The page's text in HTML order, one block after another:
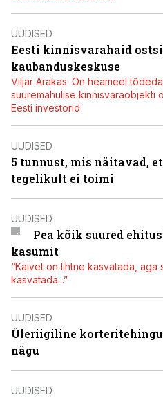
UUDISED
Eesti kinnisvarahaid
kaubanduskeskuse
Viljar Arakas: On heameel
suuremahulise kinnisvaraobjekti
Eesti investorid
UUDISED
5 tunnust, mis näitavad,
tegelikult ei toimi
UUDISED
Pea kõik suured
kasumit
“Käivet on lihtne kasvatada, aga
kasvatada...”
UUDISED
Üleriigiline
nägu
UUDISED